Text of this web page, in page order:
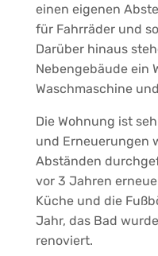
einen eigenen
für Fahrräder und
Darüber hinaus
Nebengebäude ein
Waschmaschine
Die Wohnung ist
und Erneuerungen
Abständen
vor 3 Jahren
Küche und die
Jahr, das Bad
renoviert.